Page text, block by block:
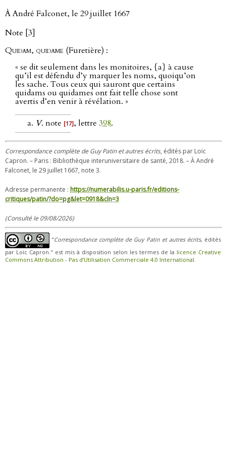
À André Falconet, le 29 juillet 1667
Note [3]
Quidam, quidame (Furetière) :
« se dit seulement dans les monitoires, {a} à cause
qu’il est défendu d’y marquer les noms, quoiqu’on
les sache. Tous ceux qui sauront que certains
quidams ou quidames ont fait telle chose sont
avertis d’en venir à révélation. »
V. note [17], lettre 398.
Correspondance complète de Guy Patin et autres écrits, édités par Loïc
Capron. – Paris : Bibliothèque interuniversitaire de santé, 2018. – À André
Falconet, le 29 juillet 1667, note 3.
Adresse permanente : https://numerabilis.u-paris.fr/editions-
critiques/patin/?do=pg&let=0918&cln=3
(Consulté le 09/08/2026)
"Correspondance complète de Guy Patin et autres écrits, édités
par Loïc Capron." est mis à disposition selon les termes de la licence Creative
Commons Attribution - Pas d’Utilisation Commerciale 4.0 International.